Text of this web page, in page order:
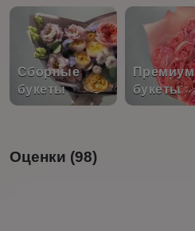
Сборные
букеты
Премиум
букеты
Оценки (98)